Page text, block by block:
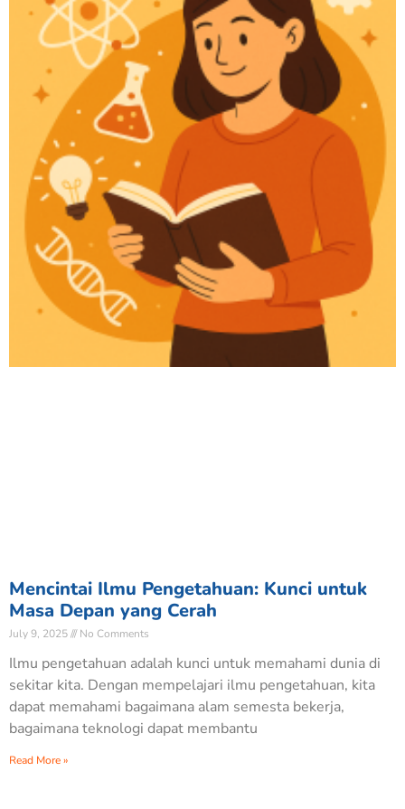
Mencintai Ilmu Pengetahuan: Kunci untuk
Masa Depan yang Cerah
July 9, 2025 No Comments
Ilmu pengetahuan adalah kunci untuk memahami dunia di
sekitar kita. Dengan mempelajari ilmu pengetahuan, kita
dapat memahami bagaimana alam semesta bekerja,
bagaimana teknologi dapat membantu
Read More »